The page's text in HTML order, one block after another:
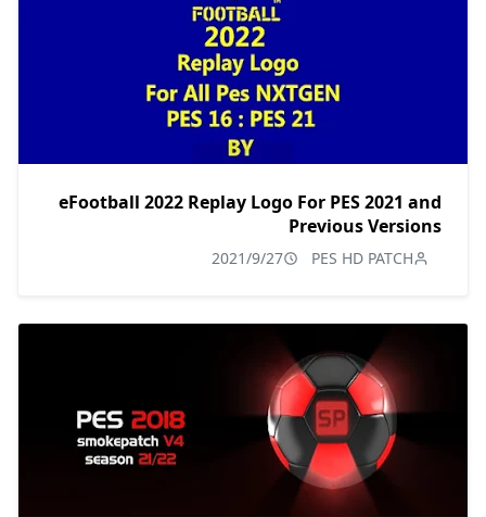
eFootball 2022 Replay Logo For PES 2021 and
Previous Versions
PES HD PATCH
2021/9/27